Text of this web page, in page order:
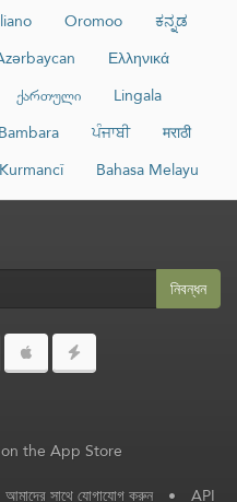
Oromoo
ಕನ್ನಡ
Ελληνικά
ქართული
Lingala
Bambara ਪੰਜਾਬੀ
मराठी
Kurmancî Bahasa Melayu
নিবন্ধন
আমাদের সাথে যোগাযোগ করুন • API